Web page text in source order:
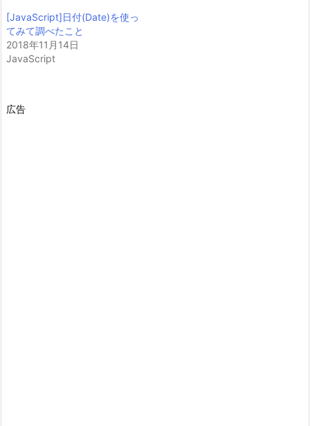
[JavaScript]日付(Date)を使っ
てみて調べたこと
2018年11月14日
JavaScript
広告